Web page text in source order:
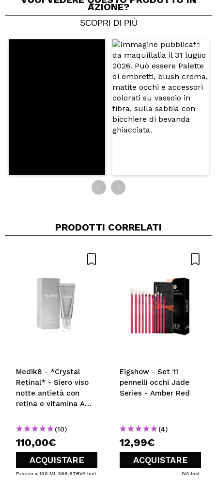
INVIA
AZIONE?
SCOPRI DI PIÙ
PRODOTTI CORRELATI
Medik8 - *Crystal
Retinal* - Siero viso
notte antietà con
retina e vitamina A
Crystal Retinal 10
(10)
110,00€
ACQUISTARE
Prezzo x 100 Ml: 366,67€IVA Incl.
Eigshow - Set 11
pennelli occhi Jade
Series - Amber Red
(4)
12,99€
ACQUISTARE
IVA Incl.